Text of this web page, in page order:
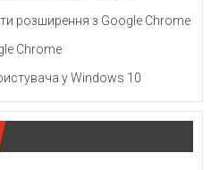
розширення з Google Chrome
Chrome
у Windows 10